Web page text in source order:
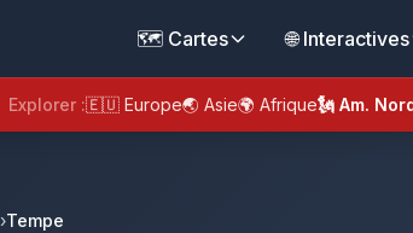
🗺️ Cartes 🌐 Interactives
Explorer :🇪🇺 Europe🌏 Asie🌍 Afrique🗽 Am.
›Tempe